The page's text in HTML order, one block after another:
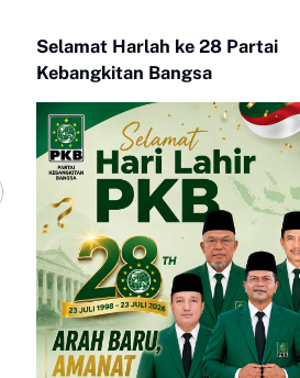
Selamat Harlah ke 28 Partai
Kebangkitan Bangsa